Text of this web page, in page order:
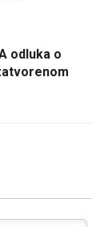
odluka o